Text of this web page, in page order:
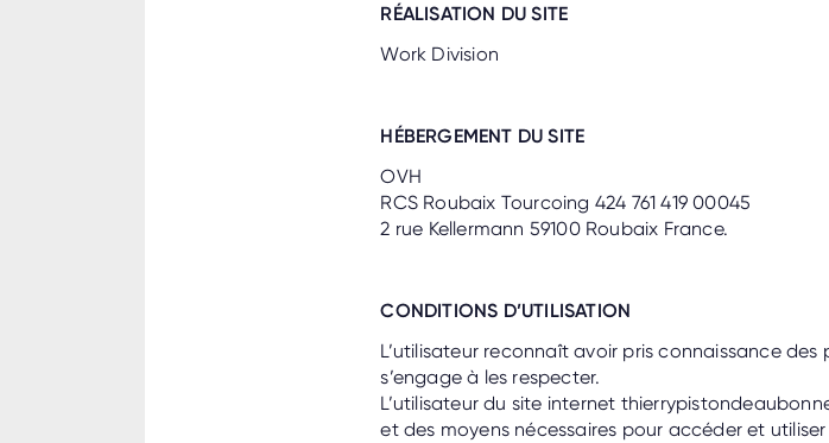
RÉALISATION DU SITE
Work Division
HÉBERGEMENT DU SITE
OVH
RCS Roubaix Tourcoing 424 761 419 00045
2 rue Kellermann 59100 Roubaix France.
CONDITIONS D’UTILISATION
L’utilisateur reconnaît avoir pris connaissance
s’engage à les respecter.
L’utilisateur du site internet
et des moyens nécessaires pour accéder et utiliser